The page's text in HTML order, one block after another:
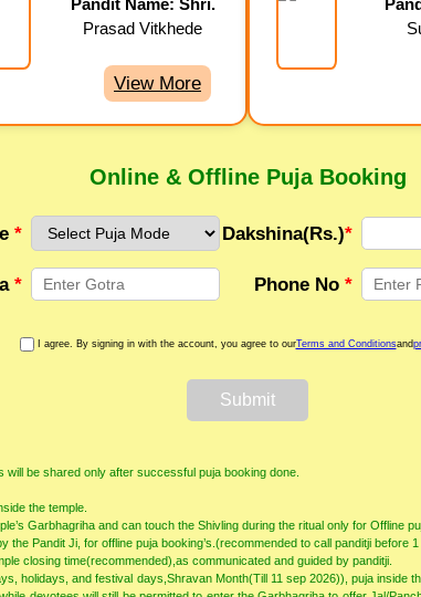
Pandit Name: Shri.
Prasad Vitkhede
View More
Online & Offline Puja Booking
* Dakshina(Rs.)*
* Phone No *
I agree. By signing in with the account, you agree to ourTerms and Conditionsand
Submit
be shared only after successful puja booking done.
the temple.
Garbhagriha and can touch the Shivling during the ritual only for Offline
Pandit Ji, for offline puja booking’s.(recommended to call panditji before
closing time(recommended),as communicated and guided by panditji.
holidays, and festival days,Shravan Month(Till 11 sep 2026)), puja